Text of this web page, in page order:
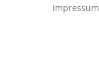
Impressum